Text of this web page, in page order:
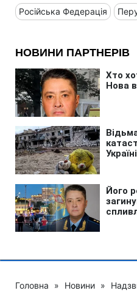
Російська Федерація
Головна » Новини »